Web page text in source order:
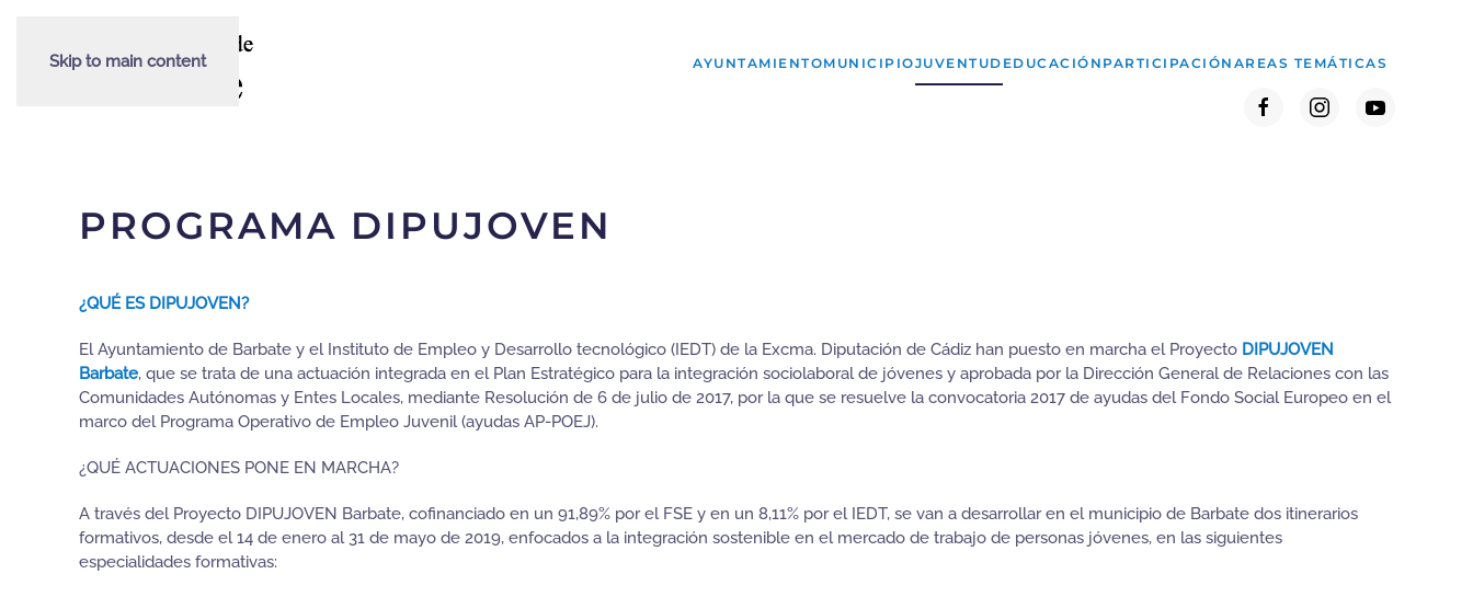
Skip to main content AYUNTAMIENTOMUNICIPIOJUVENTUD EDUCACIÓN PARTICIPACIÓN AREAS TEMÁTICAS
PROGRAMA DIPUJOVEN
¿QUÉ ES DIPUJOVEN?
El Ayuntamiento de Barbate y el Instituto de Empleo y Desarrollo tecnológico (IEDT) de la Excma. Diputación de Cádiz han puesto en marcha el Proyecto DIPUJOVEN
Barbate, que se trata de una actuación integrada en el Plan Estratégico para la integración sociolaboral de jóvenes y aprobada por la Dirección General de Relaciones con las
Comunidades Autónomas y Entes Locales, mediante Resolución de 6 de julio de 2017, por la que se resuelve la convocatoria 2017 de ayudas del Fondo Social Europeo en el
marco del Programa Operativo de Empleo Juvenil (ayudas AP-POEJ).
¿QUÉ ACTUACIONES PONE EN MARCHA?
A través del Proyecto DIPUJOVEN Barbate, cofinanciado en un 91,89% por el FSE y en un 8,11% por el IEDT, se van a desarrollar en el municipio de Barbate dos itinerarios
formativos, desde el 14 de enero al 31 de mayo de 2019, enfocados a la integración sostenible en el mercado de trabajo de personas jóvenes, en las siguientes
especialidades formativas: